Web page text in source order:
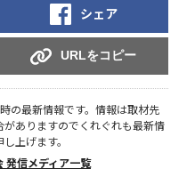
シェア
URLをコピー
の最新情報です。情報は取材先
ありますのでくれぐれも最新情
上げます。
発信メディア一覧